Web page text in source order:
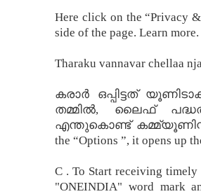
Here click on the “Privacy
side of the page. Learn more.
Tharaku vannavar‍ chellaa
കരാർ ഒപ്പിട്ടത്
തമ്മിൽ, ലൈഫ്
എന്തുകൊണ്ട്
the “Options ”, it opens up
C . To Start receiving
"ONEINDIA" word mark